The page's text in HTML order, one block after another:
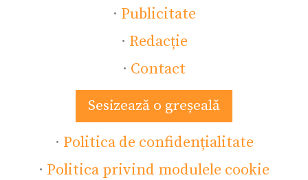
· Publicitate
· Redacție
· Contact
Sesizează o greșeală
· Politica de confidențialitate
· Politica privind modulele cookie